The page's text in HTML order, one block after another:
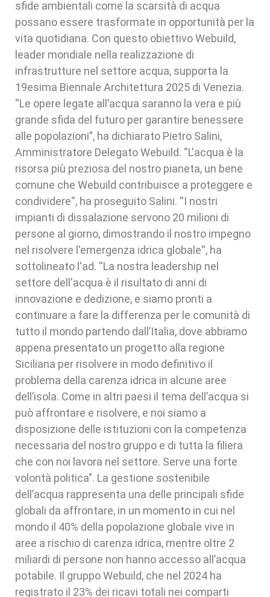
sfide ambientali come la scarsità di acqua
possano essere trasformate in opportunità per la
vita quotidiana. Con questo obiettivo Webuild,
leader mondiale nella realizzazione di
infrastrutture nel settore acqua, supporta la
19esima Biennale Architettura 2025 di Venezia.
“Le opere legate all’acqua saranno la vera e più
grande sfida del futuro per garantire benessere
alle popolazioni”, ha dichiarato Pietro Salini,
Amministratore Delegato Webuild. “L'acqua è la
risorsa più preziosa del nostro pianeta, un bene
comune che Webuild contribuisce a proteggere e
condividere'', ha proseguito Salini. ''I nostri
impianti di dissalazione servono 20 milioni di
persone al giorno, dimostrando il nostro impegno
nel risolvere l'emergenza idrica globale'', ha
sottolineato l'ad. ''La nostra leadership nel
settore dell'acqua è il risultato di anni di
innovazione e dedizione, e siamo pronti a
continuare a fare la differenza per le comunità di
tutto il mondo partendo dall’Italia, dove abbiamo
appena presentato un progetto alla regione
Siciliana per risolvere in modo definitivo il
problema della carenza idrica in alcune aree
dell’isola. Come in altri paesi il tema dell’acqua si
può affrontare e risolvere, e noi siamo a
disposizione delle istituzioni con la competenza
necessaria del nostro gruppo e di tutta la filiera
che con noi lavora nel settore. Serve una forte
volontà politica". La gestione sostenibile
dell’acqua rappresenta una delle principali sfide
globali da affrontare, in un momento in cui nel
mondo il 40% della popolazione globale vive in
aree a rischio di carenza idrica, mentre oltre 2
miliardi di persone non hanno accesso all’acqua
potabile. Il gruppo Webuild, che nel 2024 ha
registrato il 23% dei ricavi totali nei comparti